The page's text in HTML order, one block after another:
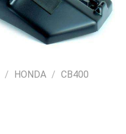
/ HONDA / CB400